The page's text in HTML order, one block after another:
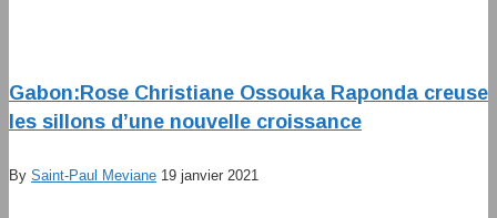
Gabon:Rose Christiane Ossouka Raponda creuse
les sillons d’une nouvelle croissance
By Saint-Paul Meviane 19 janvier 2021